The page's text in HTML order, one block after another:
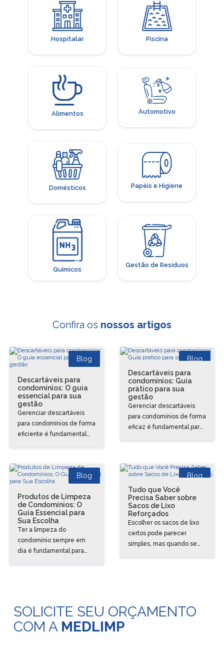
Hospitalar Piscina
Alimentos Automotivo
Domésticos Papéis e Higiene
Químicos
Gestão de Resíduos
Confira os nossos artigos
Blog
Descartáveis para
condomínios: O guia
essencial para sua
gestão
Gerenciar descartáveis
para condomínios de forma
eficiente é fundamental
bom funcionamento dos
espaços comuns. Muitos
Blog
Descartáveis para
condomínios: Guia
prático para sua
gestão
Gerenciar descartáveis
para condomínios de forma
eficaz é fundamental para
de...
Blog
Produtos de Limpeza
de Condomínios: O
Guia Essencial para
Sua Escolha
Ter a limpeza do
condomínio sempre em
dia é fundamental para
Blog
Tudo que Você
Precisa Saber sobre
Sacos de Lixo
Reforçados
Escolher os sacos de lixo
certos pode parecer
simples, mas quando se
SOLICITE SEU ORÇAMENTO
COM A MEDLIMP